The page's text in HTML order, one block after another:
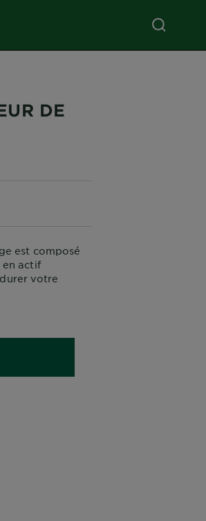
DE
est composé
en actif
votre
teint hâlé et